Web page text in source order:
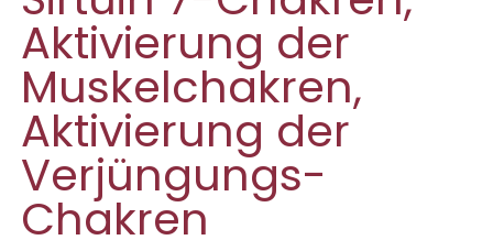
Aktivierung der
Muskelchakren,
Aktivierung der
Verjüngungs-
Chakren